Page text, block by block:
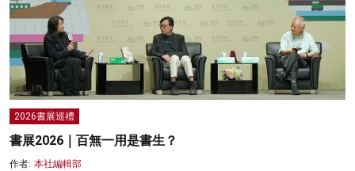
2026書展巡禮
書展2026｜百無一用是書生？
作者: 本社編輯部